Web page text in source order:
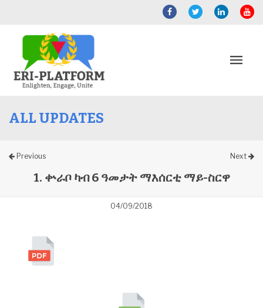
ALL UPDATES
Previous Next
1. ቍራቦ ካብ 6 ዓመታት ማእሰርቲ ማይ-ስርዋ
04/09/2018